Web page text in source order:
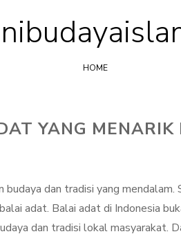
Skip
to
content
HOME
YANG MENARIK
budaya dan tradisi yang
adat. Balai adat di Indonesia
dan tradisi lokal masyarakat.